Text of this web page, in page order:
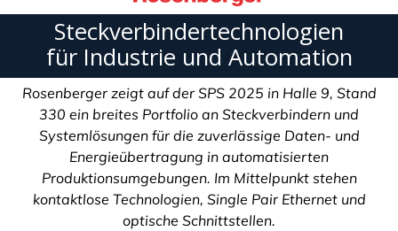
Steckverbindertechnologien
für Industrie und Automation
Rosenberger zeigt auf der SPS 2025 in Halle 9, Stand
330 ein breites Portfolio an Steckverbindern und
Systemlösungen für die zuverlässige Daten- und
Energieübertragung in automatisierten
Produktionsumgebungen. Im Mittelpunkt stehen
kontaktlose Technologien, Single Pair Ethernet und
optische Schnittstellen.